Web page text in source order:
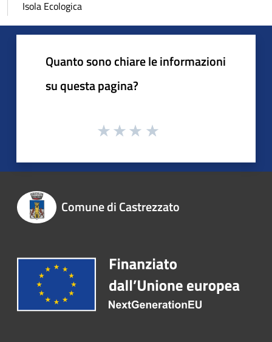
Isola Ecologica
Quanto sono chiare le informazioni
su questa pagina?
Comune di Castrezzato